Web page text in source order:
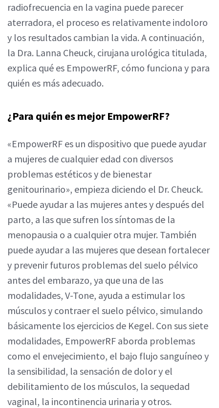
radiofrecuencia en la vagina puede parecer
aterradora, el proceso es relativamente indoloro
y los resultados cambian la vida. A continuación,
la Dra. Lanna Cheuck, cirujana urológica titulada,
explica qué es EmpowerRF, cómo funciona y para
quién es más adecuado.
¿Para quién es mejor EmpowerRF?
«EmpowerRF es un dispositivo que puede ayudar
a mujeres de cualquier edad con diversos
problemas estéticos y de bienestar
genitourinario», empieza diciendo el Dr. Cheuck.
«Puede ayudar a las mujeres antes y después del
parto, a las que sufren los síntomas de la
menopausia o a cualquier otra mujer. También
puede ayudar a las mujeres que desean fortalecer
y prevenir futuros problemas del suelo pélvico
antes del embarazo, ya que una de las
modalidades, V-Tone, ayuda a estimular los
músculos y contraer el suelo pélvico, simulando
básicamente los ejercicios de Kegel. Con sus siete
modalidades, EmpowerRF aborda problemas
como el envejecimiento, el bajo flujo sanguíneo y
la sensibilidad, la sensación de dolor y el
debilitamiento de los músculos, la sequedad
vaginal, la incontinencia urinaria y otros.